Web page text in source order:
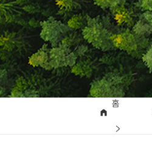
홈